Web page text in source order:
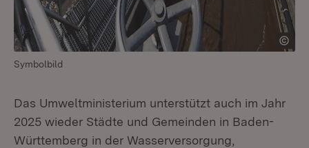
Symbolbild
Das Umweltministerium unterstützt auch im Jahr
2025 wieder Städte und Gemeinden in Baden-
Württemberg in der Wasserversorgung,